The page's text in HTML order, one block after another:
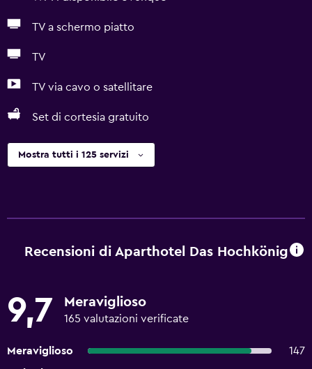
TV a schermo piatto
TV
TV via cavo o satellitare
Set di cortesia gratuito
Mostra tutti i 125 servizi
Recensioni di Aparthotel Das Hochkönig
9,7 Meraviglioso
165 valutazioni verificate
Meraviglioso
147